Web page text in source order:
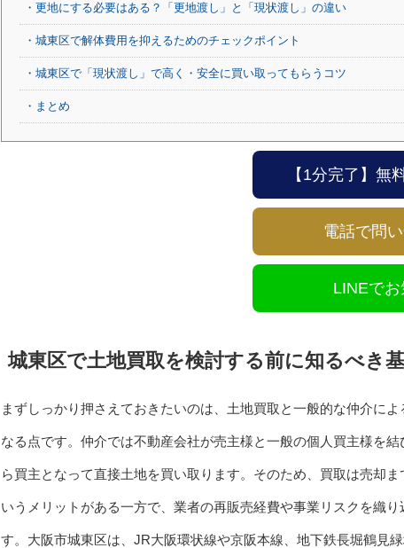
・更地にする必要はある？「更地渡し」と「現状渡し」の違い
・城東区で解体費用を抑えるためのチェックポイント
・城東区で「現状渡し」で高く・安全に買い取ってもらうコツ
・まとめ
【1分完了】無
電話で問
LINEで
城東区で土地買取を検討する前に知るべき
まずしっかり押さえておきたいのは、土地買取と一般的な仲介に
なる点です。仲介では不動産会社が売主様と一般の個人買主様を
ら買主となって直接土地を買い取ります。そのため、買取は売却
いうメリットがある一方で、業者の再販売経費や事業リスクを織
す。大阪市城東区は、JR大阪環状線や京阪本線、地下鉄長堀鶴見